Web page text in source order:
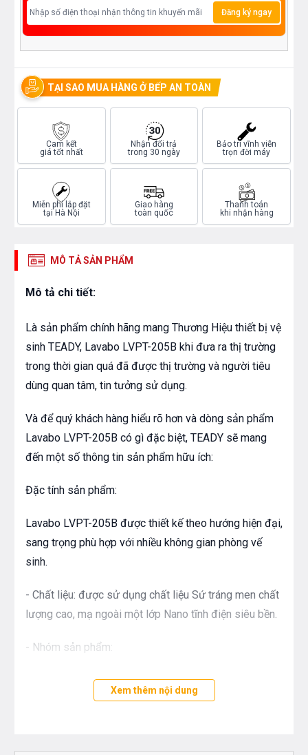
Đăng ký ngay
TẠI SAO MUA HÀNG Ở BẾP AN TOÀN
Cam kết
giá tốt nhất
Nhận đổi trả
trong 30 ngày
Bảo trì vĩnh viễn
trọn đời máy
Miễn phí lắp đặt
tại Hà Nội
Giao hàng
toàn quốc
Thanh toán
khi nhận hàng
MÔ TẢ SẢN PHẨM
Mô tả chi tiết:
Là sản phẩm chính hãng mang Thương Hiệu thiết bị vệ
sinh TEADY, Lavabo LVPT-205B khi đưa ra thị trường
trong thời gian quá đã được thị trường và người tiêu
dùng quan tâm, tin tưởng sử dụng.
Và để quý khách hàng hiểu rõ hơn và dòng sản phẩm
Lavabo LVPT-205B có gì đặc biệt, TEADY sẽ mang
đến một số thông tin sản phẩm hữu ích:
Đặc tính sản phẩm:
Lavabo LVPT-205B được thiết kế theo hướng hiện đại,
sang trọng phù hợp với nhiều không gian phòng vế
sinh.
- Chất liệu: được sử dụng chất liệu Sứ tráng men chất
lượng cao, mạ ngoài một lớp Nano tĩnh điện siêu bền.
- Nhóm sản phẩm:
- Kích thước: 590x380x190 mm
Xem thêm nội dung